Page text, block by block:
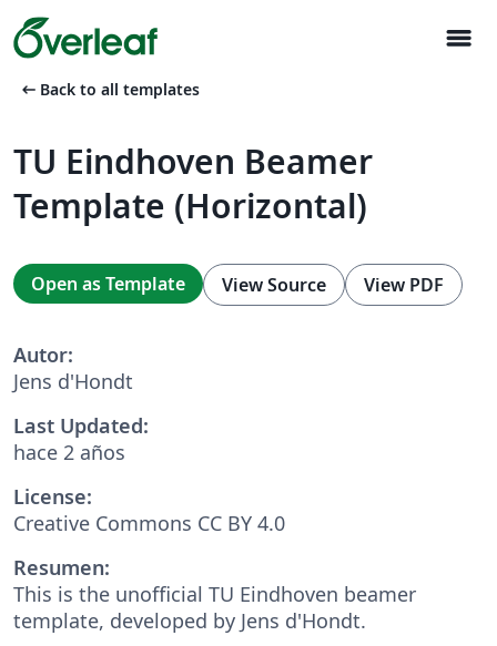
menu
arrow_left_alt Back to all templates
TU Eindhoven Beamer
Template (Horizontal)
Open as Template View Source View PDF
Autor:
Jens d'Hondt
Last Updated:
hace 2 años
License:
Creative Commons CC BY 4.0
Resumen:
This is the unofficial TU Eindhoven beamer
template, developed by Jens d'Hondt.